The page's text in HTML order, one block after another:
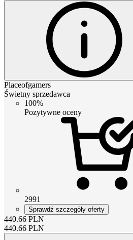
Placeofgamers
Świetny sprzedawca
100%
Pozytywne oceny
2991
Sprawdź szczegóły oferty
440.66 PLN
440.66 PLN